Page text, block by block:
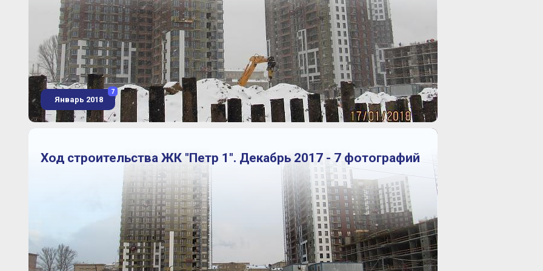
Январь 2018
7
Ход строительства ЖК "Петр 1". Декабрь 2017 - 7 фотографий